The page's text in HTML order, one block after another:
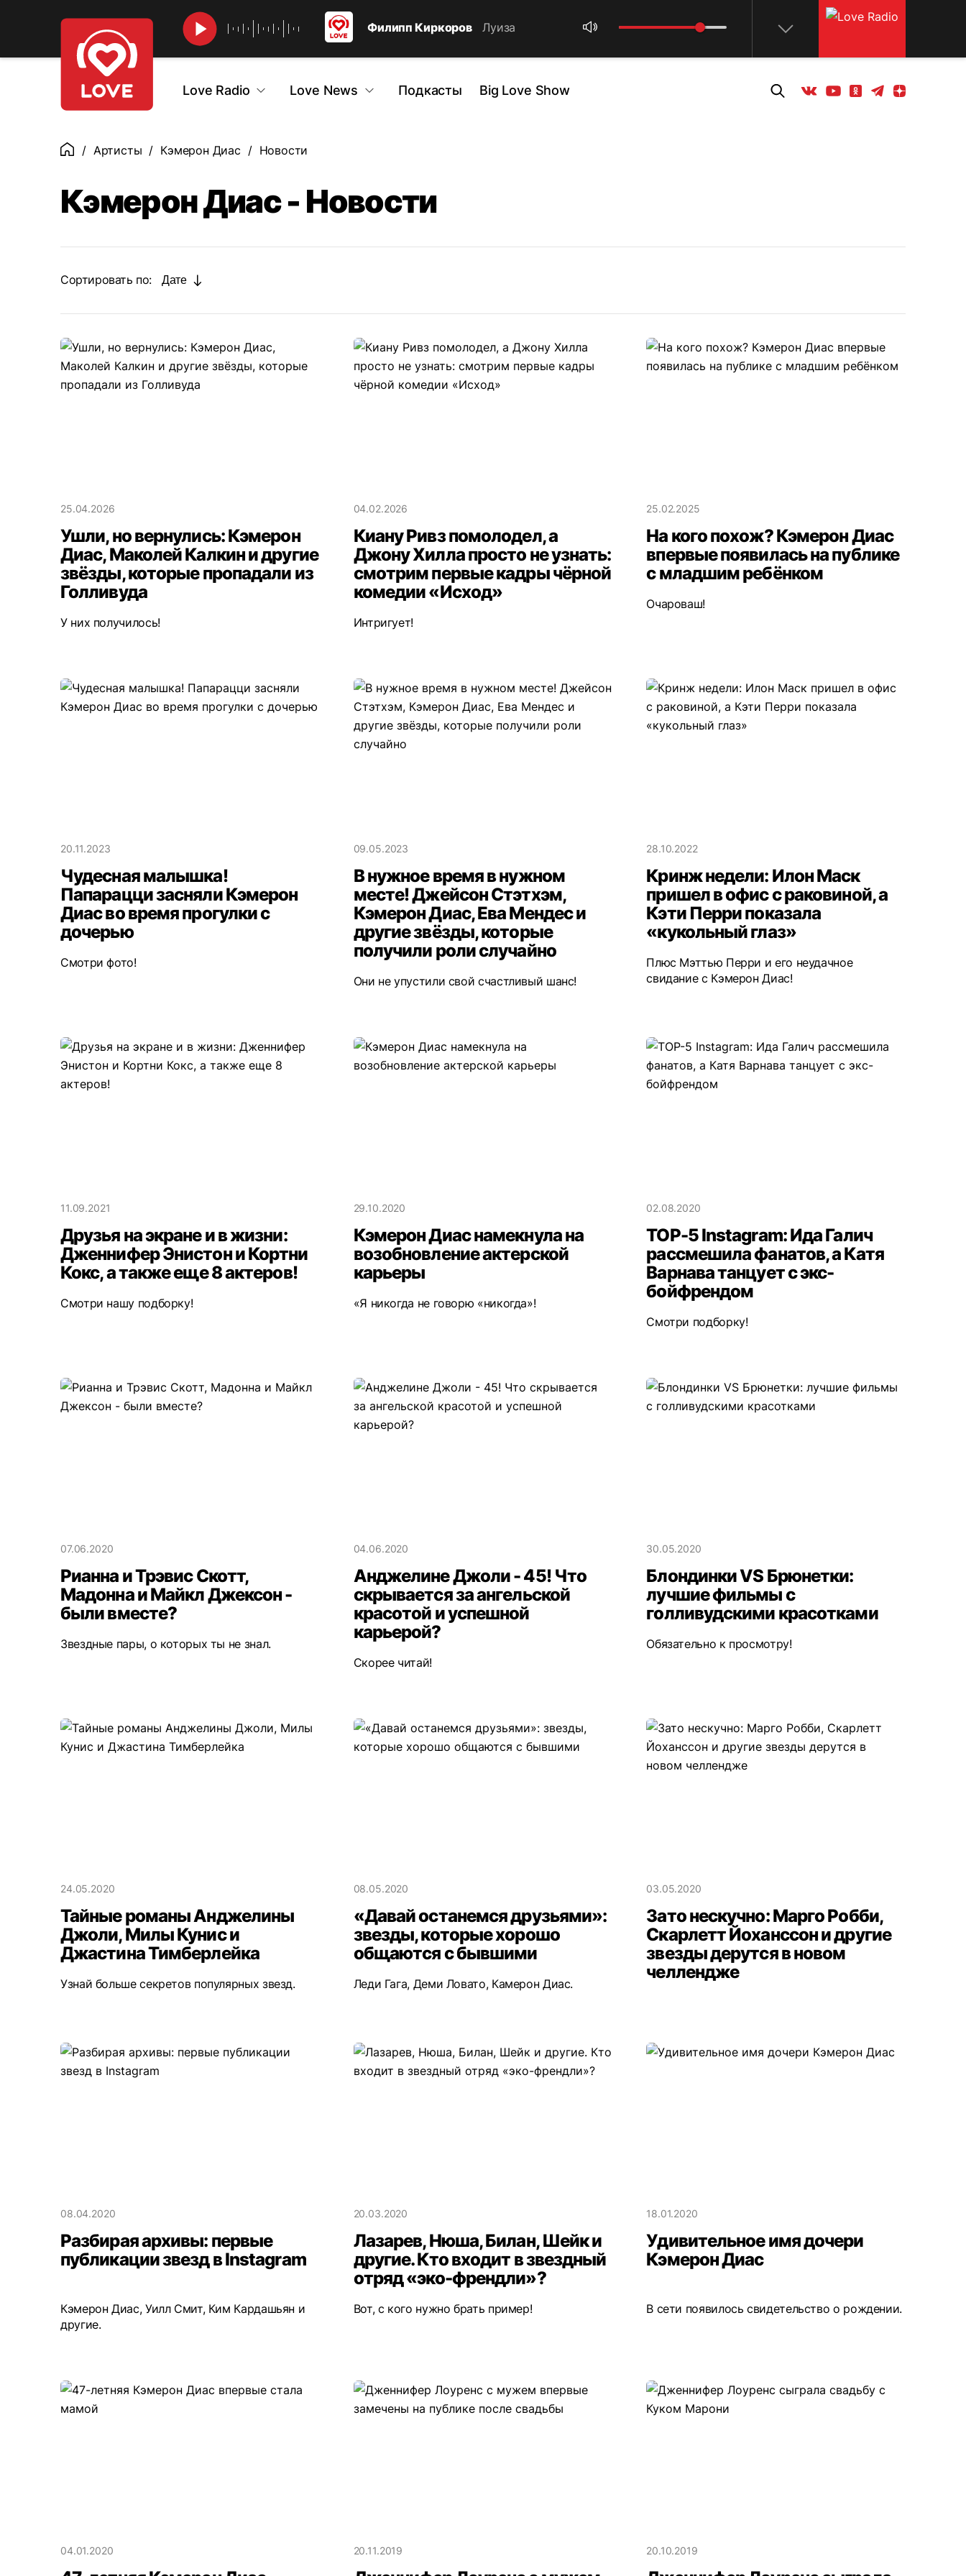
Филипп Киркоров Луиза
Love Radio Love News Подкасты Big Love Show Вконтакте
YoutubeОдноклассники
ТелеграмЯндекс дзен
ГлавнаяАртисты Кэмерон Диас Новости
Кэмерон Диас - Новости
Сортировать по: Дате
25.04.2026
Ушли, но вернулись: Кэмерон
Диас, Маколей Калкин и другие
звёзды, которые пропадали из
Голливуда
У них получилось!
04.02.2026
Киану Ривз помолодел, а
Джону Хилла просто не узнать:
смотрим первые кадры чёрной
комедии «Исход»
Интригует!
25.02.2025
На кого похож? Кэмерон Диас
впервые появилась на публике
с младшим ребёнком
Очароваш!
20.11.2023
Чудесная малышка!
Папарацци засняли Кэмерон
Диас во время прогулки с
дочерью
Смотри фото!
09.05.2023
В нужное время в нужном
месте! Джейсон Стэтхэм,
Кэмерон Диас, Ева Мендес и
другие звёзды, которые
получили роли случайно
Они не упустили свой счастливый шанс!
28.10.2022
Кринж недели: Илон Маск
пришел в офис с раковиной, а
Кэти Перри показала
«кукольный глаз»
Плюс Мэттью Перри и его неудачное
свидание с Кэмерон Диас!
11.09.2021
Друзья на экране и в жизни:
Дженнифер Энистон и Кортни
Кокс, а также еще 8 актеров!
Смотри нашу подборку!
29.10.2020
Кэмерон Диас намекнула на
возобновление актерской
карьеры
«Я никогда не говорю «никогда»!
02.08.2020
TOP-5 Instagram: Ида Галич
рассмешила фанатов, а Катя
Варнава танцует с экс-
бойфрендом
Смотри подборку!
07.06.2020
Рианна и Трэвис Скотт,
Мадонна и Майкл Джексон -
были вместе?
Звездные пары, о которых ты не знал.
04.06.2020
Анджелине Джоли - 45! Что
скрывается за ангельской
красотой и успешной
карьерой?
Скорее читай!
30.05.2020
Блондинки VS Брюнетки:
лучшие фильмы с
голливудскими красотками
Обязательно к просмотру!
24.05.2020
Тайные романы Анджелины
Джоли, Милы Кунис и
Джастина Тимберлейка
Узнай больше секретов популярных звезд.
08.05.2020
«Давай останемся друзьями»:
звезды, которые хорошо
общаются с бывшими
Леди Гага, Деми Ловато, Камерон Диас.
03.05.2020
Зато нескучно: Марго Робби,
Скарлетт Йоханссон и другие
звезды дерутся в новом
челлендже
08.04.2020
Разбирая архивы: первые
публикации звезд в Instagram
Кэмерон Диас, Уилл Смит, Ким Кардашьян и
другие.
20.03.2020
Лазарев, Нюша, Билан, Шейк и
другие. Кто входит в звездный
отряд «эко-френдли»?
Вот, с кого нужно брать пример!
18.01.2020
Удивительное имя дочери
Кэмерон Диас
В сети появилось свидетельство о рождении.
04.01.2020 20.11.2019 20.10.2019